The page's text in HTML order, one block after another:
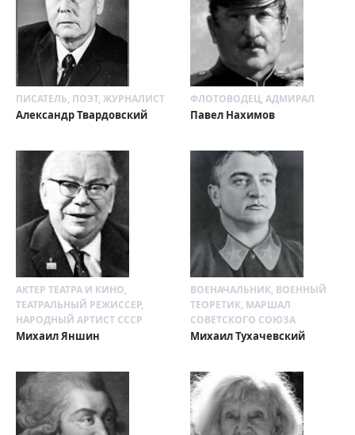
ПИСАТЕЛЬ, ПОЭТ, ЖУРНАЛИСТ
Александр Твардовский
ФЛОТОВОДЕЦ, АДМИРАЛ
Павел Нахимов
АКТЕР ТЕАТРА И КИНО,
ТЕАТРАЛЬНЫЙ РЕЖИССЕР,
НАРОДНЫЙ АРТИСТ СССР
Михаил Яншин
ВОЕНАЧАЛЬНИК, ВОЕННЫЙ
ТЕОРЕТИК, МАРШАЛ
СОВЕТСКОГО СОЮЗА
Михаил Тухачевский